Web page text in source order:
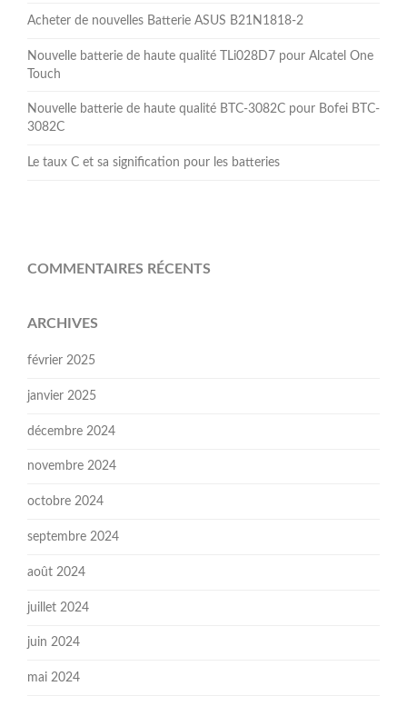
Acheter de nouvelles Batterie ASUS B21N1818-2
Nouvelle batterie de haute qualité TLi028D7 pour Alcatel One
Touch
Nouvelle batterie de haute qualité BTC-3082C pour Bofei BTC-
3082C
Le taux C et sa signification pour les batteries
COMMENTAIRES RÉCENTS
ARCHIVES
février 2025
janvier 2025
décembre 2024
novembre 2024
octobre 2024
septembre 2024
août 2024
juillet 2024
juin 2024
mai 2024